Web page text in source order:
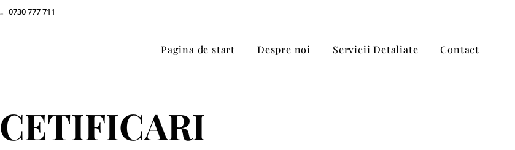
0730 777 711
Pagina de start Despre noi Servicii Detaliate Contact
CETIFICARI